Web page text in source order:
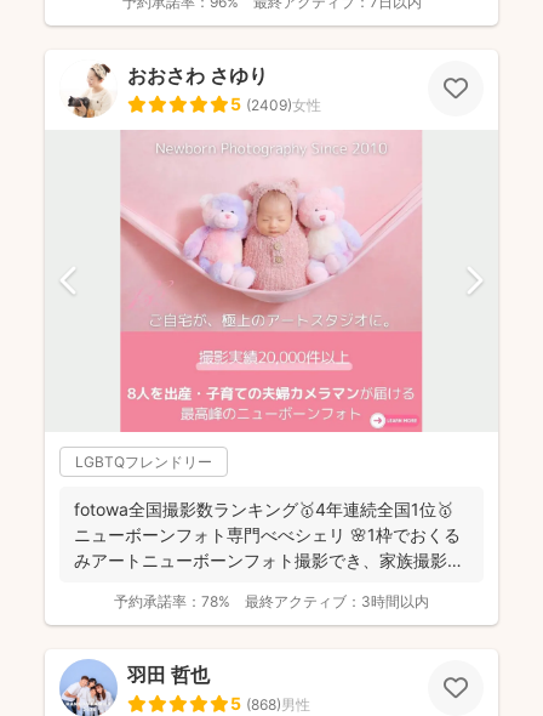
おおさわ さゆり
5 (2409)女性
LGBTQフレンドリー
fotowa全国撮影数ランキング🥇4年連続全国1位🥇
ニューボーンフォト専門べべシェリ 🌸1枠でおくる
みアートニューボーンフォト撮影でき、家族撮影お
予約承諾率： 78% 最終アクティブ： 3時間以内
羽田 哲也
5 (868)男性